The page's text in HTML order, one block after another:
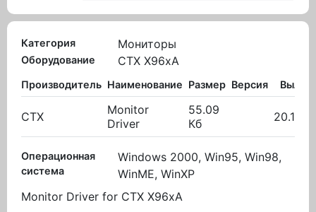
Категория Мониторы
Оборудование CTX X96xA
Производитель Наименование Размер Версия
CTX
Monitor
Driver
55.09
Кб
Операционная
система
Windows 2000, Win95, Win98,
WinME, WinXP
Monitor Driver for CTX X96xA